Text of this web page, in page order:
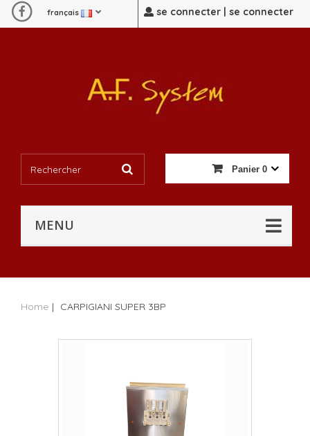
se connecter | se connecter
français
Panier 0
MENU
Home | CARPIGIANI SUPER 3BP